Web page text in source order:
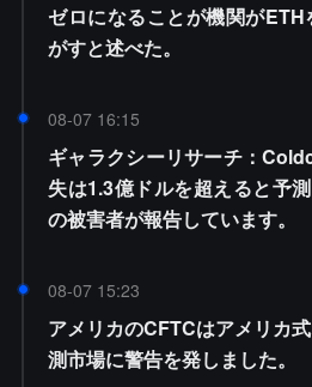
ゼロになることが機関が
がすと述べた。
08-07 16:15
ギャラクシーリサーチ：
失は1.3億ドルを超えると予
の被害者が報告しています。
08-07 15:23
アメリカのCFTCはアメリカ
測市場に警告を発しました。